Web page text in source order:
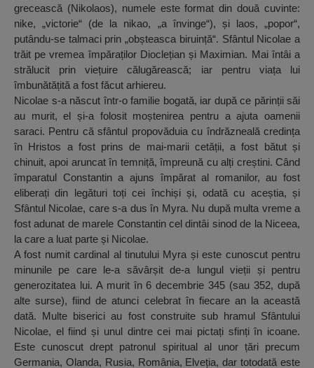
grecească (Nikolaos), numele este format din două cuvinte:
nike, „victorie“ (de la nikao, „a învinge“), și laos, „popor“,
putându-se talmaci prin „obșteasca biruință“. Sfântul Nicolae a
trăit pe vremea împăraților Dioclețian și Maximian. Mai întâi a
strălucit prin viețuire călugărească; iar pentru viața lui
îmbunătățită a fost făcut arhiereu.
Nicolae s-a născut într-o familie bogată, iar după ce părinții săi
au murit, el și-a folosit moștenirea pentru a ajuta oamenii
saraci. Pentru că sfântul propovăduia cu îndrăzneală credința
în Hristos a fost prins de mai-marii cetății, a fost bătut și
chinuit, apoi aruncat în temniță, împreună cu alți creștini. Când
împaratul Constantin a ajuns împărat al romanilor, au fost
eliberați din legături toți cei închiși și, odată cu aceștia, și
Sfântul Nicolae, care s-a dus în Myra. Nu după multa vreme a
fost adunat de marele Constantin cel dintâi sinod de la Niceea,
la care a luat parte și Nicolae.
A fost numit cardinal al tinutului Myra și este cunoscut pentru
minunile pe care le-a săvârșit de-a lungul vieții și pentru
generozitatea lui. A murit în 6 decembrie 345 (sau 352, după
alte surse), fiind de atunci celebrat în fiecare an la această
dată. Multe biserici au fost construite sub hramul Sfântului
Nicolae, el fiind și unul dintre cei mai pictați sfinți în icoane.
Este cunoscut drept patronul spiritual al unor țări precum
Germania, Olanda, Rusia, România, Elveția, dar totodată este